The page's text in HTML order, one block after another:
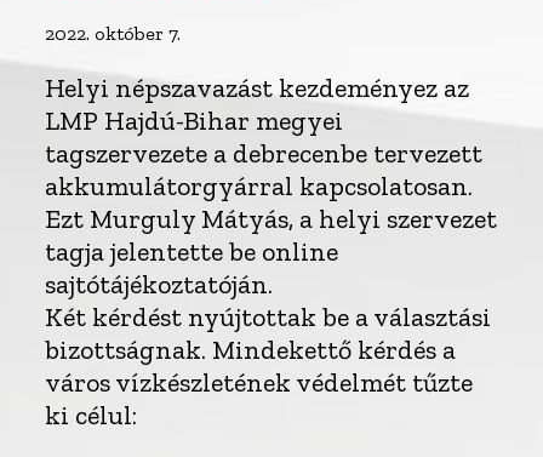
2022. október 7.
Helyi népszavazást kezdeményez az
LMP Hajdú-Bihar megyei
tagszervezete a debrecenbe tervezett
akkumulátorgyárral kapcsolatosan.
Ezt Murguly Mátyás, a helyi szervezet
tagja jelentette be online
sajtótájékoztatóján.
Két kérdést nyújtottak be a választási
bizottságnak. Mindekettő kérdés a
város vízkészletének védelmét tűzte
ki célul: